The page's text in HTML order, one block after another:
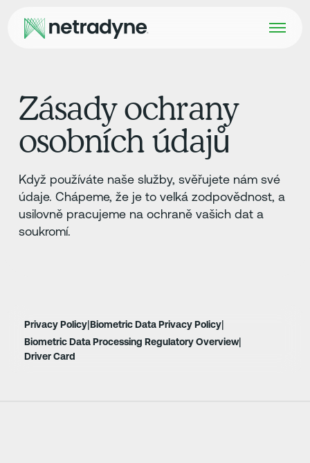
Zásady ochrany
osobních údajů
Když používáte naše služby, svěřujete nám své
údaje. Chápeme, že je to velká zodpovědnost, a
usilovně pracujeme na ochraně vašich dat a
soukromí.
Privacy Policy|Biometric Data Privacy Policy|
Biometric Data Processing Regulatory Overview|
Driver Card